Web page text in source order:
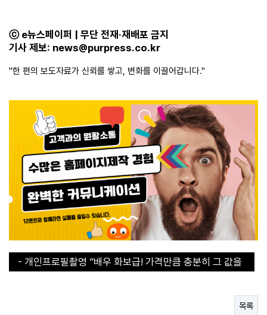
ⓒ e뉴스페이퍼 | 무단 전재·재배포 금지
기사 제보: news@purpress.co.kr
"한 편의 보도자료가 신뢰를 쌓고, 변화를 이끌어갑니다."
- 개인프로필촬영 ”배우 화보급! 가격만큼 충분히 그 값을
합니다“
- 개인프로필촬영 ”배우 화보급! 가격만큼 충분히 그 값을
목록